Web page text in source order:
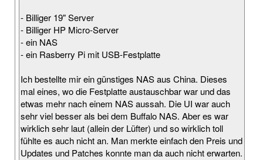
- Billiger 19" Server
- Billiger HP Micro-Server
- ein NAS
- ein Rasberry Pi mit USB-Festplatte
Ich bestellte mir ein günstiges NAS aus China. Dieses
mal eines, wo die Festplatte austauschbar war und das
etwas mehr nach einem NAS aussah. Die UI war auch
sehr viel besser als bei dem Buffalo NAS. Aber es war
wirklich sehr laut (allein der Lüfter) und so wirklich toll
fühlte es auch nicht an. Man merkte einfach den Preis und
Updates und Patches konnte man da auch nicht erwarten.